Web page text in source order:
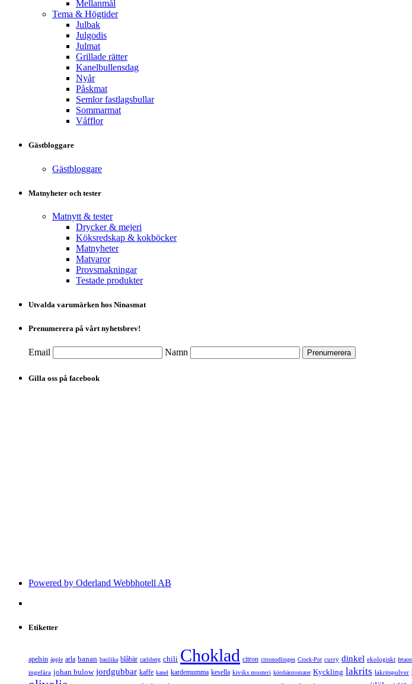
Mellanmål
Tema & Högtider
Julbak
Julgodis
Julmat
Grillade rätter
Kanelbullensdag
Nyår
Påskmat
Semlor fastlagsbullar
Sommarmat
Våfflor
Gästbloggare
Gästbloggare
Matnyheter och tester
Matnytt & tester
Drycker & mejeri
Köksredskap & kokböcker
Matnyheter
Matvaror
Provsmakningar
Testade produkter
Utvalda varumärken hos Ninasmat
Prenumerera på vårt nyhetsbrev!
Email Namn
Gilla oss på facebook
Powered by Oderland Webbhotell AB
Etiketter
apelsin äpple arla banan basilika blåbär carlsberg chili Choklad citron citronodlingen Crock-Pot curry dinkel ekologiskt
ingefära johan bulow jordgubbar kaffe kanel kardemumma kesella kiviks musteri körsbärstomater Kyckling lakrits lakritspulver